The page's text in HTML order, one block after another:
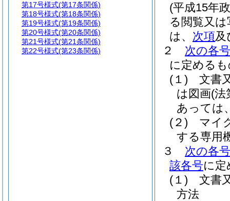
(平成15年
る閲覧又
は、 次項及
２
次の各号
に定める
(１)
文書
は図画(法
あっては
(２)
マイ
する専用
３
次の各号
該各号に定
(１)
文書
方法
第17号様式(第17条関係)
第18号様式(第18条関係)
第19号様式(第19条関係)
第20号様式(第20条関係)
第21号様式(第21条関係)
第22号様式(第23条関係)